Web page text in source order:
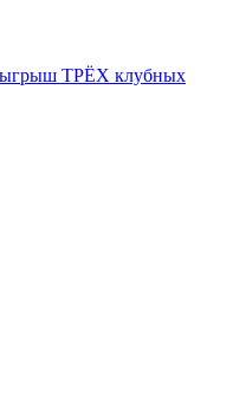
ТРЁХ клубных